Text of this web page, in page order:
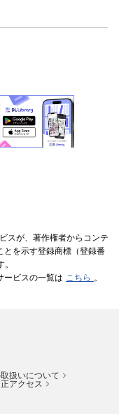
スが、著作権者からコンテ
とを示す登録商標（登録番
ービスの一覧は こちら 。
扱いについて
アクセス